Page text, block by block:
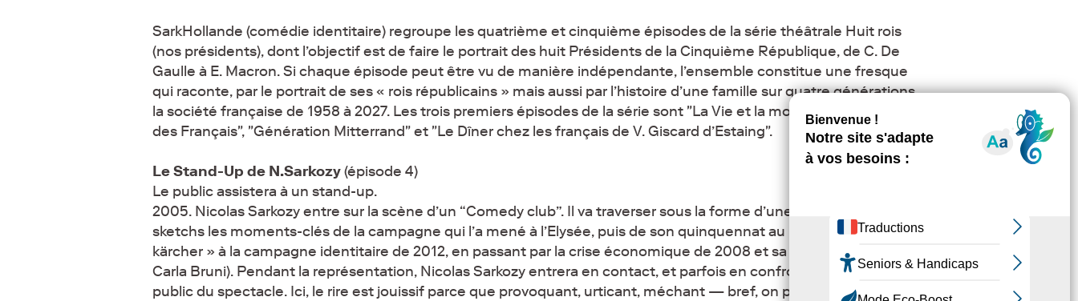
SarkHollande (comédie identitaire) regroupe les quatrième et cinquième épisodes de la série théâtrale Huit rois
(nos présidents), dont l’objectif est de faire le portrait des huit Présidents de la Cinquième République, de C. De
Gaulle à E. Macron. Si chaque épisode peut être vu de manière indépendante, l’ensemble constitue une fresque
qui raconte, par le portrait de ses « rois républicains » mais aussi par l’histoire d’une famille sur quatre générations,
la société française de 1958 à 2027. Les trois premiers épisodes de la série sont "La Vie et la mort de J. Chirac, roi
des Français", "Génération Mitterrand" et "Le Dîner chez les français de V. Giscard d’Estaing".
Le Stand-Up de N.Sarkozy(épisode 4)
Le public assistera à un stand-up.
2005. Nicolas Sarkozy entre sur la scène d’un “Comedy club”. Il va traverser sous la forme d’une huitaine de
sketchs les moments-clés de la campagne qui l’a mené à l’Elysée, puis de son quinquennat au pouvoir (du «
kärcher » à la campagne identitaire de 2012, en passant par la crise économique de 2008 et sa rencontre avec
Carla Bruni). Pendant la représentation, Nicolas Sarkozy entrera en contact, et parfois en confrontation, avec le
public du spectacle. Ici, le rire est jouissif parce que provoquant, urticant, méchant — bref, on parlera d’un rire « de